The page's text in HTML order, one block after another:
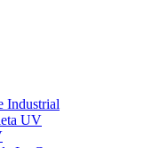
Industrial
UV